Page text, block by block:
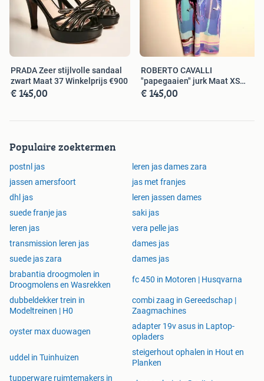
PRADA Zeer stijlvolle sandaal
zwart Maat 37 Winkelprijs €900
€ 145,00
ROBERTO CAVALLI
"papegaaien" jurk Maat XS
Winkelprijs€800,-
€ 145,00
Populaire zoektermen
postnl jas
leren jas dames zara
jassen amersfoort
jas met franjes
dhl jas
leren jassen dames
suede franje jas
saki jas
leren jas
vera pelle jas
transmission leren jas
dames jas
suede jas zara
dames jas
brabantia droogmolen in
Droogmolens en Wasrekken
fc 450 in Motoren | Husqvarna
dubbeldekker trein in
Modeltreinen | H0
combi zaag in Gereedschap |
Zaagmachines
oyster max duowagen
adapter 19v asus in Laptop-
opladers
uddel in Tuinhuizen
steigerhout ophalen in Hout en
Planken
tupperware ruimtemakers in